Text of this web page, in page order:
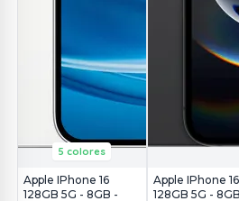
5 colores
Apple IPhone 16
128GB 5G - 8GB -
Apple IPhone
128GB 5G -